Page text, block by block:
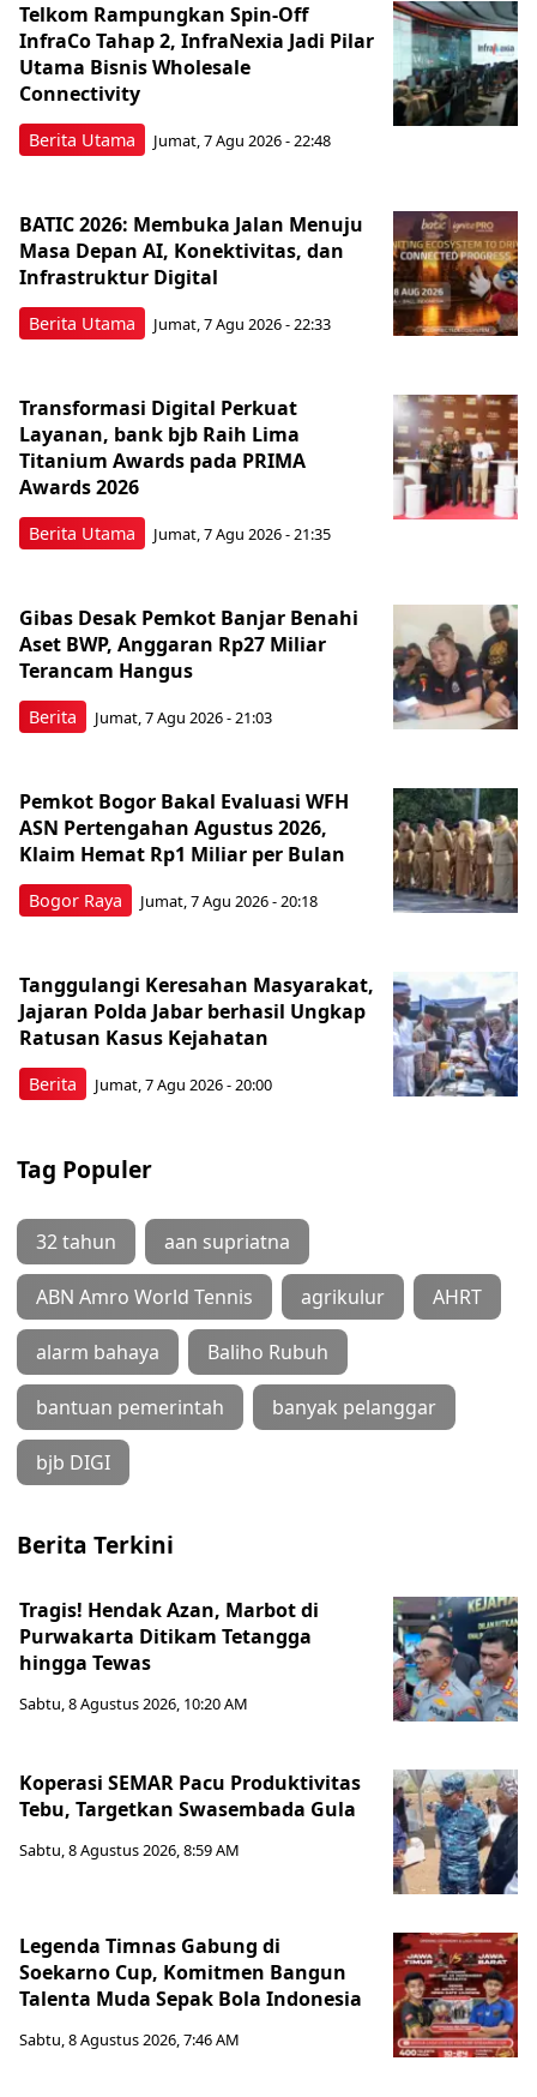
Berita Utama
Telkom Rampungkan Spin-Off
InfraCo Tahap 2, InfraNexia Jadi Pilar
Utama Bisnis Wholesale
Connectivity
Jumat, 7 Agu 2026 - 22:48
Berita Utama
BATIC 2026: Membuka Jalan Menuju
Masa Depan AI, Konektivitas, dan
Infrastruktur Digital
Jumat, 7 Agu 2026 - 22:33
Berita Utama
Transformasi Digital Perkuat
Layanan, bank bjb Raih Lima
Titanium Awards pada PRIMA
Awards 2026
Jumat, 7 Agu 2026 - 21:35
Berita
Gibas Desak Pemkot Banjar Benahi
Aset BWP, Anggaran Rp27 Miliar
Terancam Hangus
Jumat, 7 Agu 2026 - 21:03
Bogor Raya
Pemkot Bogor Bakal Evaluasi WFH
ASN Pertengahan Agustus 2026,
Klaim Hemat Rp1 Miliar per Bulan
Jumat, 7 Agu 2026 - 20:18
Berita
Tanggulangi Keresahan Masyarakat,
Jajaran Polda Jabar berhasil Ungkap
Ratusan Kasus Kejahatan
Jumat, 7 Agu 2026 - 20:00
Tag Populer
32 tahun aan supriatna
ABN Amro World Tennis agrikulur AHRT
alarm bahaya Baliho Rubuh
bantuan pemerintah banyak pelanggar
bjb DIGI
Berita Terkini
Tragis! Hendak Azan, Marbot di
Purwakarta Ditikam Tetangga
hingga Tewas
Sabtu, 8 Agustus 2026, 10:20 AM
Koperasi SEMAR Pacu Produktivitas
Tebu, Targetkan Swasembada Gula
Sabtu, 8 Agustus 2026, 8:59 AM
Legenda Timnas Gabung di
Soekarno Cup, Komitmen Bangun
Talenta Muda Sepak Bola Indonesia
Sabtu, 8 Agustus 2026, 7:46 AM